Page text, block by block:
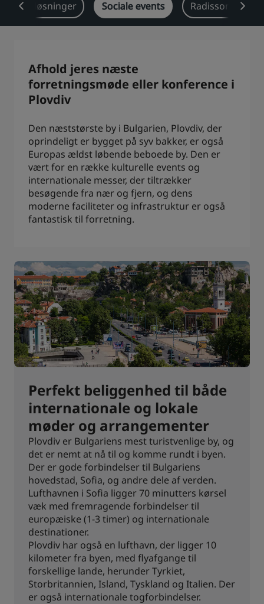
Park Plaza Park Inn by Radisson
Prize by Radisson Country Inn & Suites
Tilknyttede brands i Kina
Jin Jiang
Kunlun Golden Tulip
Besøg vores blog
Sociale events Radisson
Afhold jeres næste
forretningsmøde eller konference i
Plovdiv
Den næststørste by i Bulgarien, Plovdiv, der
oprindeligt er bygget på syv bakker, er også
Europas ældst løbende beboede by. Den er
vært for en række kulturelle events og
internationale messer, der tiltrækker
besøgende fra nær og fjern, og dens
moderne faciliteter og infrastruktur er også
fantastisk til forretning.
Perfekt beliggenhed til både
internationale og lokale
møder og arrangementer
Plovdiv er Bulgariens mest turistvenlige by, og
det er nemt at nå til og komme rundt i byen.
Der er gode forbindelser til Bulgariens
hovedstad, Sofia, og andre dele af verden.
Lufthavnen i Sofia ligger 70 minutters kørsel
væk med fremragende forbindelser til
europæiske (1-3 timer) og internationale
destinationer.
Plovdiv har også en lufthavn, der ligger 10
kilometer fra byen, med flyafgange til
forskellige lande, herunder Tyrkiet,
Storbritannien, Island, Tyskland og Italien. Der
er også internationale togforbindelser.